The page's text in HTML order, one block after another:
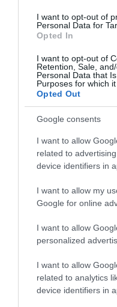
I want to opt-out of
Personal Data for
Opted In
I want to opt-out of
Retention, Sale,
Personal Data that
Purposes for which it
Opted Out
Google consents
I want to allow
related to
device identifiers in
I want to allow my
Google for online
I want to allow
personalized
I want to allow
related to analytics
device identifiers in
29.09.2025 | 23:05
PRONEWS.GR /ΕΣΩΤΕΡΙΚΗ
Βίντεο: H στιγμή
«εκτός εαυτού»
μηχανή και
στο Ηράκλειο
30.07.2025 | 20:24